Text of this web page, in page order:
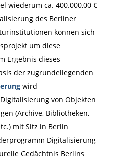
wiederum ca. 400.000,00 €
des Berliner
können sich
um diese
Ergebnis dieses
der zugrundeliegenden
wird
von Objekten
(Archive, Bibliotheken,
mit Sitz in Berlin
Digitalisierung
Gedächtnis Berlins